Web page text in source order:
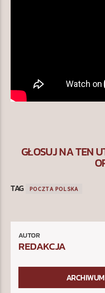
GŁOSUJ NA TEN
TAG POCZTA POLSKA
AUTOR
REDAKCJA